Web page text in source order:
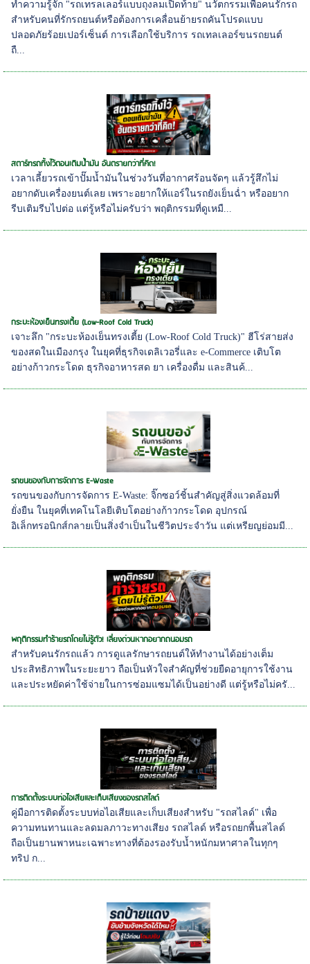
ทำความรู้จัก "รถเทรลเลอร์แบบถุงลมเปิดท้าย" นวัตกรรมเพื่อคนรักรถ
สำหรับคนที่รักรถยนต์หรือต้องการเคลื่อนย้ายรถคันโปรดแบบ
ปลอดภัยร้อยเปอร์เซ็นต์ การเลือกใช้บริการ รถเทลเลอร์ขนรถยนต์
ถื...
สตาร์ทรถทิ้งไว้ตอนเติมน้ำมัน อันตรายกว่าที่คิด!
เวลาเลี้ยวรถเข้าปั๊มน้ำมันในช่วงวันที่อากาศร้อนจัดๆ แล้วรู้สึกไม่
อยากดับเครื่องยนต์เลย เพราะอยากให้แอร์ในรถยังเย็นฉ่ำ หรืออยาก
รีบเติมรีบไปต่อ แต่รู้หรือไม่ครับว่า พฤติกรรมที่ดูเหมื...
กระบะห้องเย็นทรงเตี้ย (Low-Roof Cold Truck)
เจาะลึก "กระบะห้องเย็นทรงเตี้ย (Low-Roof Cold Truck)" ฮีโร่สายส่ง
ของสดในเมืองกรุง ในยุคที่ธุรกิจเดลิเวอรี่และ e-Commerce เติบโต
อย่างก้าวกระโดด ธุรกิจอาหารสด ยา เครื่องดื่ม และสินค้...
รถขนของกับการจัดการ E-Waste
รถขนของกับการจัดการ E-Waste: จิ๊กซอว์ชิ้นสำคัญสู่สิ่งแวดล้อมที่
ยั่งยืน ในยุคที่เทคโนโลยีเติบโตอย่างก้าวกระโดด อุปกรณ์
อิเล็กทรอนิกส์กลายเป็นสิ่งจำเป็นในชีวิตประจำวัน แต่เหรียญย่อมมี...
พฤติกรรมทำร้ายรถโดยไม่รู้ตัว! เลี่ยงด่วนหากอยากถนอมรถ
สำหรับคนรักรถแล้ว การดูแลรักษารถยนต์ให้ทำงานได้อย่างเต็ม
ประสิทธิภาพในระยะยาว ถือเป็นหัวใจสำคัญที่ช่วยยืดอายุการใช้งาน
และประหยัดค่าใช้จ่ายในการซ่อมแซมได้เป็นอย่างดี แต่รู้หรือไม่ครั...
การติดตั้งระบบท่อไอเสียและเก็บเสียงของรถสไลด์
คู่มือการติดตั้งระบบท่อไอเสียและเก็บเสียงสำหรับ "รถสไลด์" เพื่อ
ความทนทานและลดมลภาวะทางเสียง รถสไลด์ หรือรถยกพื้นสไลด์
ถือเป็นยานพาหนะเฉพาะทางที่ต้องรองรับน้ำหนักมหาศาลในทุกๆ
ทริป ก...